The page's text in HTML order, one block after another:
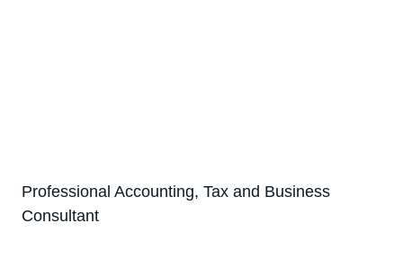
Professional Accounting, Tax and Business
Consultant